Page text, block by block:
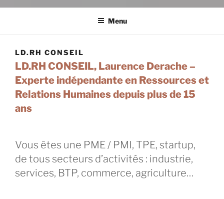
Menu
LD.RH CONSEIL
LD.RH CONSEIL, Laurence Derache –
Experte indépendante en Ressources et
Relations Humaines depuis plus de 15
ans
Vous êtes une PME / PMI, TPE, startup,
de tous secteurs d’activités : industrie,
services, BTP, commerce, agriculture…